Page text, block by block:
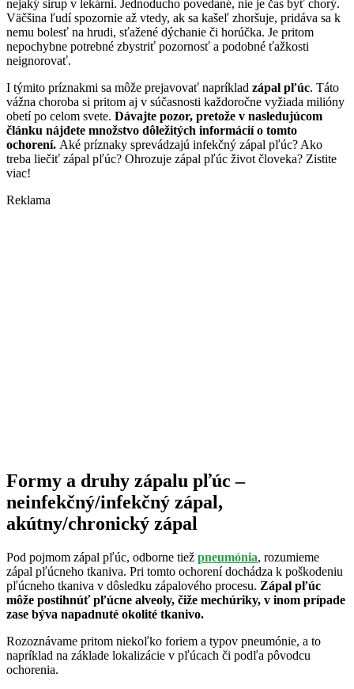
nejaký sirup v lekárni. Jednoducho povedané, nie je čas byť chorý.
Väčšina ľudí spozornie až vtedy, ak sa kašeľ zhoršuje, pridáva sa k
nemu bolesť na hrudi, sťažené dýchanie či horúčka. Je pritom
nepochybne potrebné zbystriť pozornosť a podobné ťažkosti
neignorovať.
I týmito príznakmi sa môže prejavovať napríklad zápal pľúc. Táto
vážna choroba si pritom aj v súčasnosti každoročne vyžiada milióny
obetí po celom svete. Dávajte pozor, pretože v nasledujúcom
článku nájdete množstvo dôležitých informácií o tomto
ochorení. Aké príznaky sprevádzajú infekčný zápal pľúc? Ako
treba liečiť zápal pľúc? Ohrozuje zápal pľúc život človeka? Zistite
viac!
Reklama
Formy a druhy zápalu pľúc –
neinfekčný/infekčný zápal,
akútny/chronický zápal
Pod pojmom zápal pľúc, odborne tiež pneumónia, rozumieme
zápal pľúcneho tkaniva. Pri tomto ochorení dochádza k poškodeniu
pľúcneho tkaniva v dôsledku zápalového procesu. Zápal pľúc
môže postihnúť pľúcne alveoly, čiže mechúriky, v inom prípade
zase býva napadnuté okolité tkanivo.
Rozoznávame pritom niekoľko foriem a typov pneumónie, a to
napríklad na základe lokalizácie v pľúcach či podľa pôvodcu
ochorenia.